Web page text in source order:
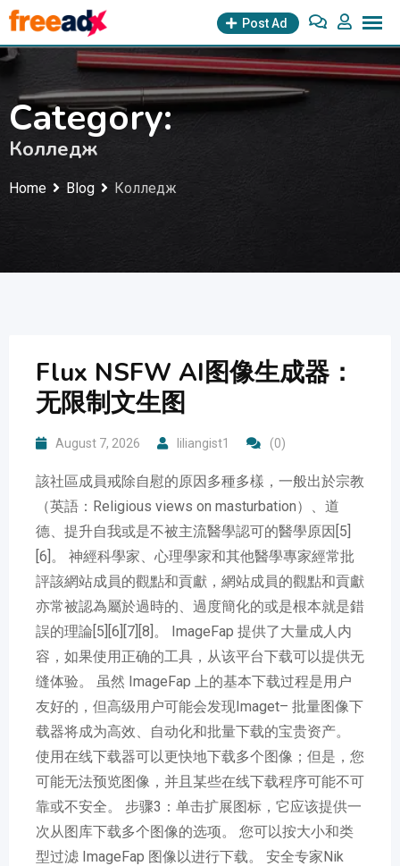
Skip
to
content
Post Ad
Category:
Колледж
Home Blog Колледж
Flux NSFW AI图像生成器：
无限制文生图
August 7, 2026 liliangist1 (0)
該社區成員戒除自慰的原因多種多樣，一般出於宗教
（英語：Religious views on masturbation）、道
德、提升自我或是不被主流醫學認可的醫學原因[5]
[6]。 神經科學家、心理學家和其他醫學專家經常批
評該網站成員的觀點和貢獻，網站成員的觀點和貢獻
亦常被認為屬於過時的、過度簡化的或是根本就是錯
誤的理論[5][6][7][8]。 ImageFap 提供了大量成人内
容，如果使用正确的工具，从该平台下载可以提供无
缝体验。 虽然 ImageFap 上的基本下载过程是用户
友好的，但高级用户可能会发现Imaget– 批量图像下
载器将成为高效、自动化和批量下载的宝贵资产。
使用在线下载器可以更快地下载多个图像；但是，您
可能无法预览图像，并且某些在线下载程序可能不可
靠或不安全。 步骤3：单击扩展图标，它应该提供一
次从图库下载多个图像的选项。 您可以按大小和类
型过滤 ImageFap 图像以进行下载。 安全专家Nik